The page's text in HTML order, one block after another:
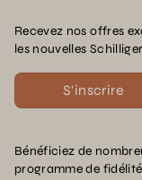
Recevez nos offres
les nouvelles Schilliger
S'inscrire
Bénéficiez de
programme de